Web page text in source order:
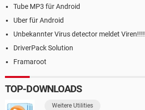
Tube MP3 für Android
Uber für Android
Unbekannter Virus detector meldet Viren!!!!
DriverPack Solution
Framaroot
TOP-DOWNLOADS
Weitere Utilities